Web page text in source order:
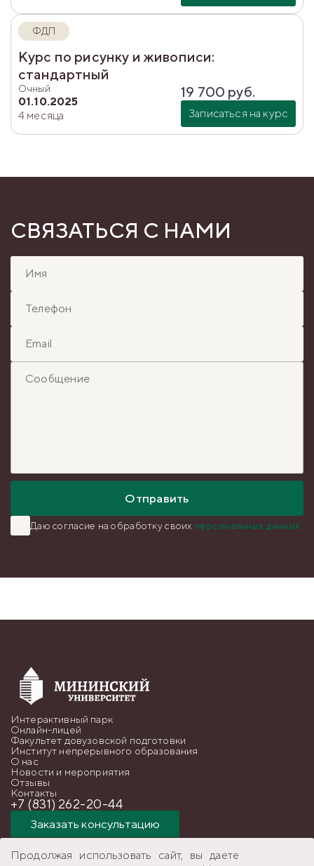
ФДП
Курс по рисунку и живописи:
стандартный
Очный
01.10.2025
4 месяца
19 700 руб.
Записаться на курс
СВЯЗАТЬСЯ С НАМИ
Отправить
Даю согласие на обработкусвоих персональных данных
Интерактивный парк
Онлайн-лицей
Факультет довузовской подготовки
Институт непрерывного образования
О нас
Новости и мероприятия
Отзывы
Контакты
+7 (831) 262-20-44
Заказать консультацию
Продолжая использовать сайт, вы даете